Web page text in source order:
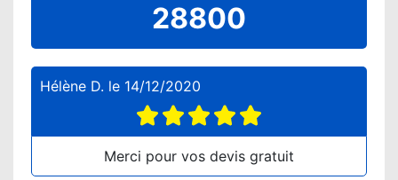
28800
Hélène D. le 14/12/2020
Merci pour vos devis gratuit